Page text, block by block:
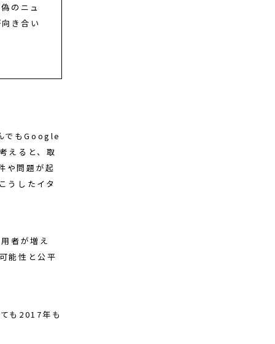
のニュ
き合い
でもGoogle
えると、取
や問題が起
うしたイタ
者が増え
能性と公平
も2017年も